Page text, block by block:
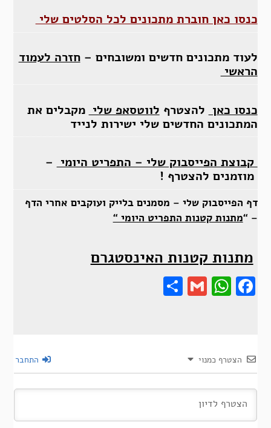
כנסו כאן חוברת מתכונים לכל הסלטים שלי
לעוד מתכונים חדשים ומשובחים –חזרה לעמוד
הראשי
כנסו כאן להצטרף לווטסאפ שלי מקבלים את
המתכונים החדשים שלי ישירות לנייד
קבוצת הפייסבוק שלי – התפריט היומי –
מוזמנים להצטרף !
דף הפייסבוק שלי – מסמנים בלייק ועוקבים אחרי הדף
– “מתנות קטנות התפריט היומי “
מתנות קטנות האינסטגרם
Gmail
Share
הצטרף כמנוי התחבר